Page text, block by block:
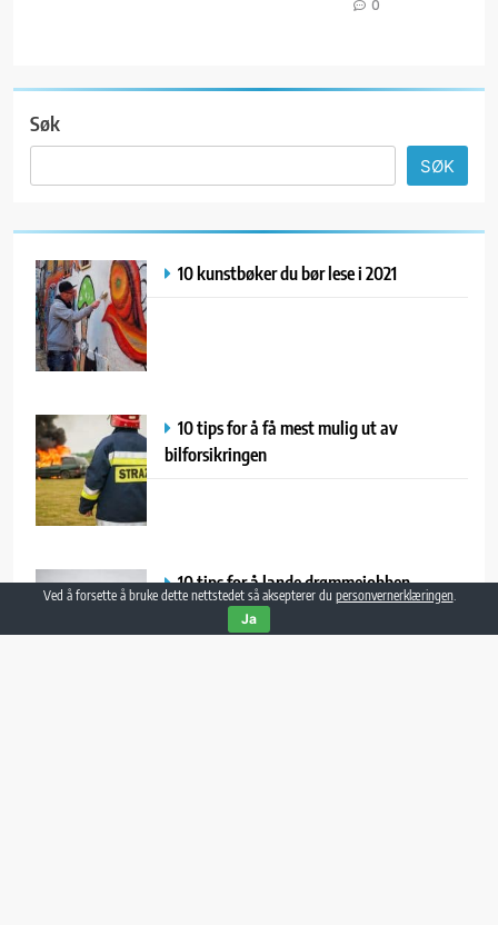
0
Søk
SØK
10 kunstbøker du bør lese i 2021
10 tips for å få mest mulig ut av
bilforsikringen
10 tips for å lande drømmejobben
Ved å forsette å bruke dette nettstedet så aksepterer du personvernerklæringen.
Ja